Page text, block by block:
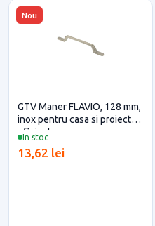
Nou
In stoc
GTV Maner FLAVIO, 128 mm,
inox pentru casa si proiecte
eficiente
13,62 lei